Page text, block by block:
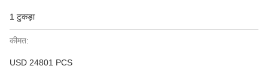
1 टुकड़ा
कीमत:
USD 24801 PCS